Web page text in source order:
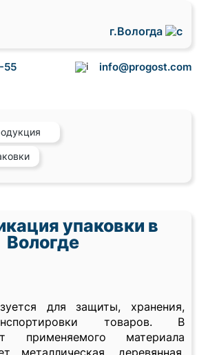
г.Вологда
55 info@progost.com
упаковки в
Вологде
для защиты, хранения,
товаров. В
применяемого материала